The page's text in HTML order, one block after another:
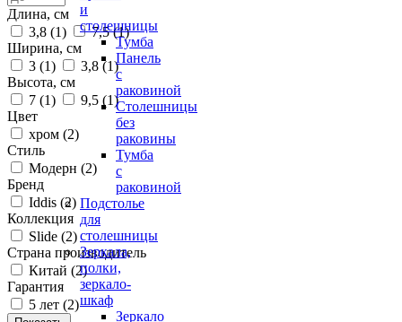
и
столешницы
Тумба
Панель
с
раковиной
Столешницы
без
раковины
Тумба
с
раковиной
Подстолье
для
столешницы
Зеркала,
полки,
зеркало-
шкаф
Зеркало
Длина, см
3,8 (1) 7,5 (1)
Ширина, см
3 (1) 3,8 (1)
Высота, см
7 (1) 9,5 (1)
Цвет
хром (2)
Стиль
Модерн (2)
Бренд
Iddis (2)
Коллекция
Slide (2)
Страна производитель
Китай (2)
Гарантия
5 лет (2)